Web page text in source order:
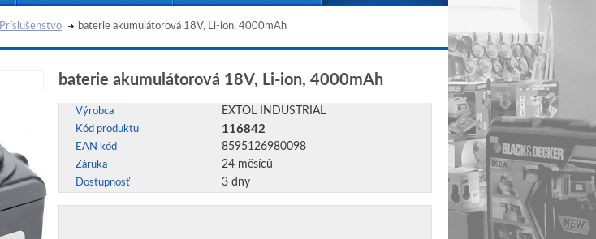
Príslušenstvo baterie akumulátorová 18V, Li-ion, 4000mAh
baterie akumulátorová 18V, Li-ion, 4000mAh
Výrobca EXTOL INDUSTRIAL
Kód produktu 116842
EAN kód 8595126980098
Záruka 24 měsíců
Dostupnosť 3 dny